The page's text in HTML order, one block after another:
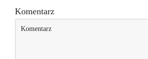
Komentarz